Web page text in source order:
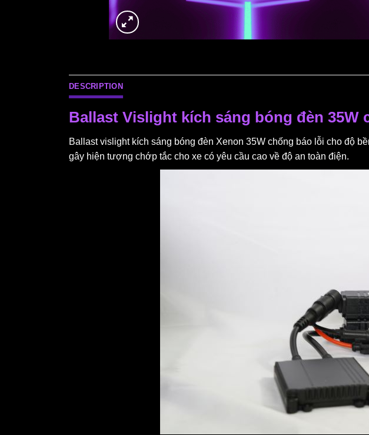
DESCRIPTION
Ballast Vislight kích sáng bóng đèn 35W
Ballast vislight kích sáng bóng đèn Xenon 35W chống báo lỗi cho độ
gây hiện tượng chớp tắc cho xe có yêu cầu cao về độ an toàn điện.